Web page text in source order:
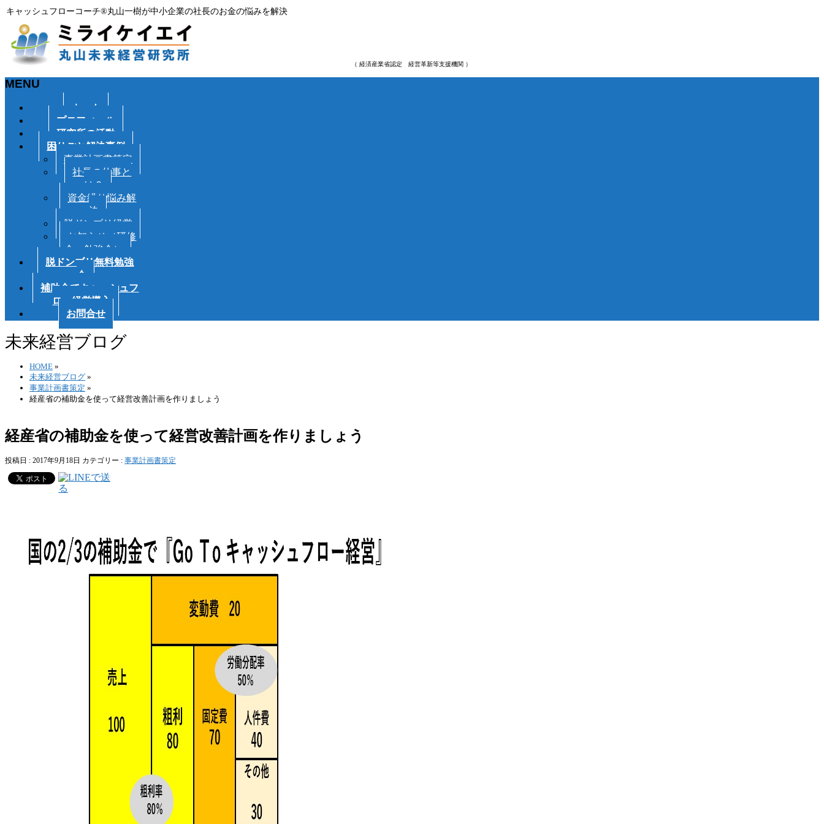
キャッシュフローコーチ®丸山一樹が中小企業の社長のお金の悩みを解決
（ 経済産業省認定 経営革新等支援機関 ）
MENU
ホーム
プロフィール
研究所の活動
困りごと解決事例
事業計画書策定
社長の仕事と
は？
資金繰り悩み解
決
脱ドンブリ経営
お知らせ（研修
会・勉強会）
脱ドンブリ無料勉強
会
補助金でキャッシュフ
ロー経営導入
お問合せ
未来経営ブログ
HOME »
未来経営ブログ »
事業計画書策定 »
経産省の補助金を使って経営改善計画を作りましょう
経産省の補助金を使って経営改善計画を作りましょう
投稿日 : 2017年9月18日 カテゴリー : 事業計画書策定